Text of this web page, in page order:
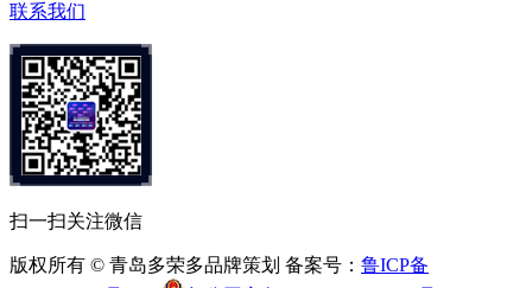
联系我们
扫一扫关注微信
版权所有 © 青岛多荣多品牌策划 备案号： 鲁ICP备